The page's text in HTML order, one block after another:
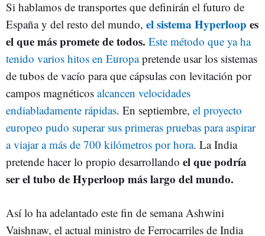
Si hablamos de transportes que definirán el futuro de
España y del resto del mundo, el sistema Hyperloop es
el que más promete de todos. Este método que ya ha
tenido varios hitos en Europapretende usar los sistemas
de tubos de vacío para que cápsulas con levitación por
campos magnéticos alcancen velocidades
endiabladamente rápidas. En septiembre, el proyecto
europeo pudo superar sus primeras pruebas para aspirar
a viajar a más de 700 kilómetros por hora. La India
pretende hacer lo propio desarrollando el que podría
ser el tubo de Hyperloop más largo del mundo.
Así lo ha adelantado este fin de semana Ashwini
Vaishnaw, el actual ministro de Ferrocarriles de India